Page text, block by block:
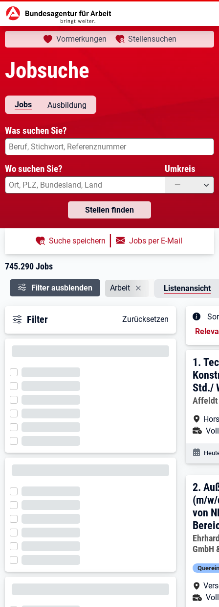
Startseite Jobsuche aktuelle Seite:
Ihre Suche
Vormerkungen Stellensuchen
Jobsuche
Jobs Ausbildung
Was suchen Sie?
Was suchen Sie?
Wo suchen Sie? Umkreis
—
Stellen finden
745.290 Jobs| Jobsuche der BA
Suche speichern | Jobs per E-Mail
Filter ausblenden Arbeit
Entferne Angebotsart:
Listenansicht
Filter Zurücksetzen
1:
1.
Std./
Affeldt
2:
2.
(m/
von
GmbH